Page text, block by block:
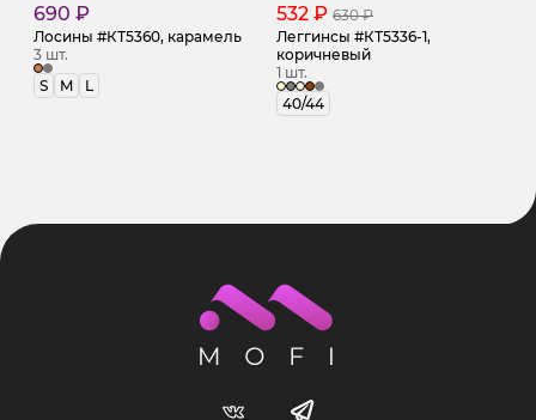
690 ₽
Лосины #КТ5360, карамель
3 шт.
S
M L
532 ₽ 630 ₽
Леггинсы #КТ5336-1,
коричневый
1 шт.
40/44